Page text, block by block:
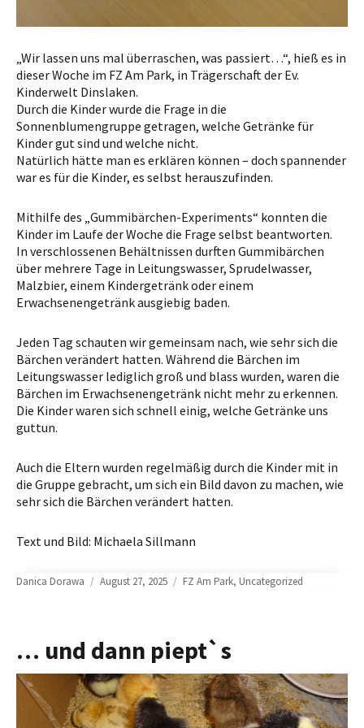
„Wir lassen uns mal überraschen, was passiert…“, hieß es in
dieser Woche im FZ Am Park, in Trägerschaft der Ev.
Kinderwelt Dinslaken.
Durch die Kinder wurde die Frage in die
Sonnenblumengruppe getragen, welche Getränke für
Kinder gut sind und welche nicht.
Natürlich hätte man es erklären können – doch spannender
war es für die Kinder, es selbst herauszufinden.
Mithilfe des „Gummibärchen-Experiments“ konnten die
Kinder im Laufe der Woche die Frage selbst beantworten.
In verschlossenen Behältnissen durften Gummibärchen
über mehrere Tage in Leitungswasser, Sprudelwasser,
Malzbier, einem Kindergetränk oder einem
Erwachsenengetränk ausgiebig baden.
Jeden Tag schauten wir gemeinsam nach, wie sehr sich die
Bärchen verändert hatten. Während die Bärchen im
Leitungswasser lediglich groß und blass wurden, waren die
Bärchen im Erwachsenengetränk nicht mehr zu erkennen.
Die Kinder waren sich schnell einig, welche Getränke uns
guttun.
Auch die Eltern wurden regelmäßig durch die Kinder mit in
die Gruppe gebracht, um sich ein Bild davon zu machen, wie
sehr sich die Bärchen verändert hatten.
Text und Bild: Michaela Sillmann
Author
Danica Dorawa
Posted
August 27, 2025 Categories
FZ Am Park, Uncategorized
… und dann piept`s